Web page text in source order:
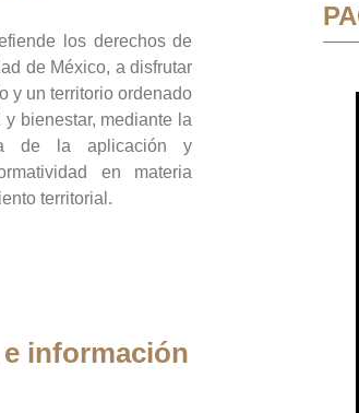
los derechos de
de México, a disfrutar
y un territorio ordenado
bienestar, mediante la
de la aplicación y
en materia
territorial.
información